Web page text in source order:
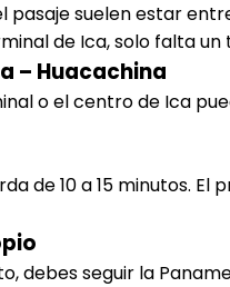
pasaje suelen estar
de Ica, solo falta
– Huacachina
o el centro de Ica
de 10 a 15 minutos. El
debes seguir la